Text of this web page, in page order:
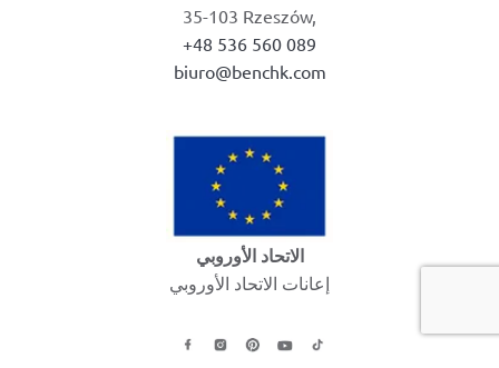
35-103 Rzeszów,
+48 536 560 089
biuro@benchk.com
الاتحاد الأوروبي
إعانات الاتحاد الأوروبي